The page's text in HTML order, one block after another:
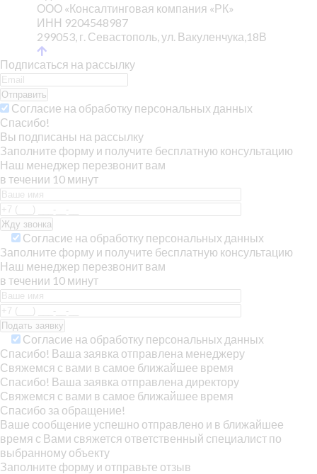
ООО «Консалтинговая компания «РК»
ИНН 9204548987
299053, г. Севастополь, ул. Вакуленчука,18В
Подписаться на рассылку
Отправить
Согласие на обработку персональных данных
Спасибо!
Вы подписаны на рассылку
Заполните форму и получите бесплатную консультацию
Наш менеджер перезвонит вам
в течении 10 минут
Согласие на обработку персональных данных
Заполните форму и получите бесплатную консультацию
Наш менеджер перезвонит вам
в течении 10 минут
Согласие на обработку персональных данных
Спасибо! Ваша заявка отправлена менеджеру
Свяжемся с вами в самое ближайшее время
Спасибо! Ваша заявка отправлена директору
Свяжемся с вами в самое ближайшее время
Спасибо за обращение!
Ваше сообщение успешно отправлено и в ближайшее
время с Вами свяжется ответственный специалист по
выбранному объекту
Заполните форму и отправьте отзыв